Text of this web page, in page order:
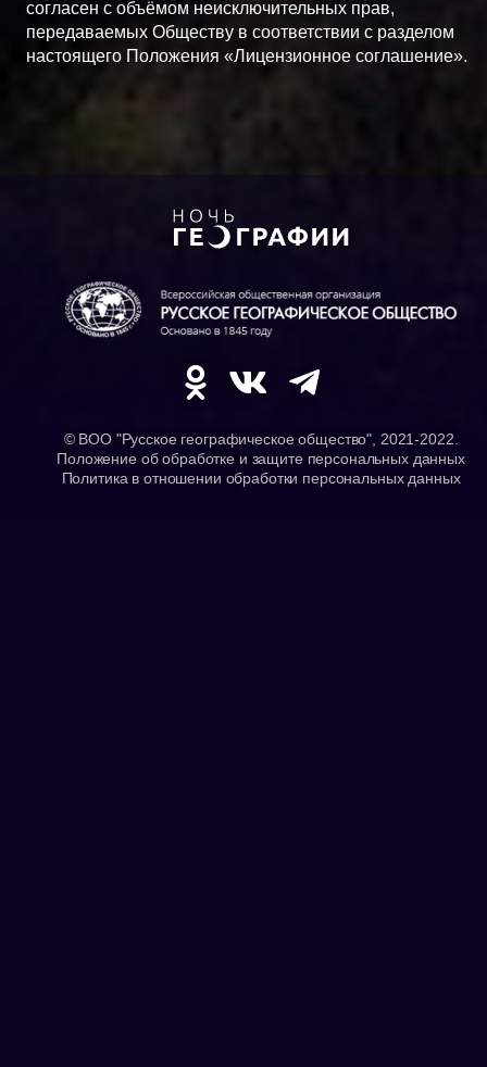
согласен с объёмом неисключительных прав,
передаваемых Обществу в соответствии с разделом
настоящего Положения «Лицензионное соглашение».
© ВОО "Русское географическое общество", 2021-2022.
Положение об обработке и защите персональных данных
Политика в отношении обработки персональных данных